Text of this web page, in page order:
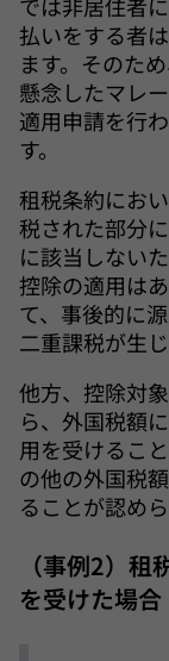
では非居住者
払いをする者
ます。そのた
懸念したマレ
適用申請を行
す。
租税条約にお
税された部分
に該当しない
控除の適用は
て、事後的に
二重課税が生
他方、控除対
ら、外国税額
用を受けるこ
の他の外国税
ることが認めら
（事例2）
を受けた場合